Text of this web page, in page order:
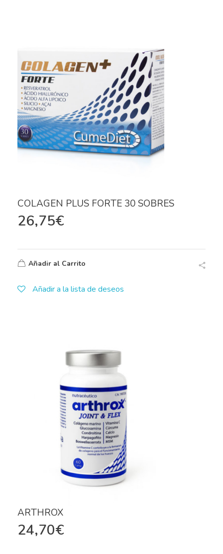
COLAGEN PLUS FORTE 30 SOBRES
26,75€
Añadir al Carrito
Añadir a la lista de deseos
ARTHROX
24,70€